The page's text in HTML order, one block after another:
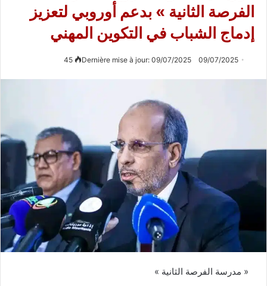
الفرصة الثانية » بدعم أوروبي لتعزيز
إدماج الشباب في التكوين المهني
09/07/2025
Dernière mise à jour: 09/07/2025
« مدرسة الفرصة الثانية »